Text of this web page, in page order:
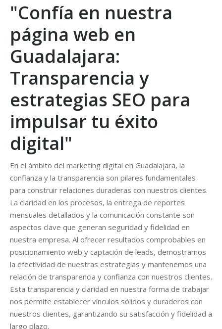
"Confía en nuestra
página web en
Guadalajara:
Transparencia y
estrategias SEO para
impulsar tu éxito
digital"
En el ámbito del marketing digital en Guadalajara, la
confianza y la transparencia son pilares fundamentales
para construir relaciones duraderas con nuestros clientes.
La claridad en los procesos, la entrega de reportes
mensuales detallados y la comunicación constante son
aspectos clave que generan seguridad y fidelidad en
nuestra empresa. Al ofrecer resultados comprobables en
posicionamiento web y captación de leads, demostramos
la efectividad de nuestras estrategias y mantenemos una
relación de transparencia y confianza con nuestros clientes.
Esta transparencia y claridad en nuestra forma de trabajar
nos permite establecer vínculos sólidos y duraderos con
nuestros clientes, garantizando su satisfacción y fidelidad a
largo plazo.